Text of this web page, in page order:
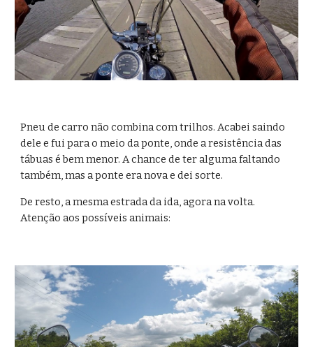
Pneu de carro não combina com trilhos. Acabei saindo
dele e fui para o meio da ponte, onde a resistência das
tábuas é bem menor. A chance de ter alguma faltando
também, mas a ponte era nova e dei sorte.
De resto, a mesma estrada da ida, agora na volta.
Atenção aos possíveis animais: